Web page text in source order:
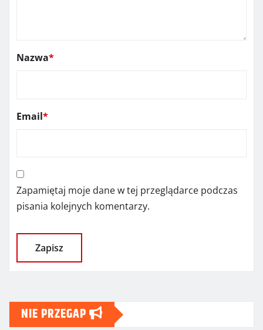
Nazwa*
Email*
Zapamiętaj moje dane w tej przeglądarce podczas
pisania kolejnych komentarzy.
NIE PRZEGAP